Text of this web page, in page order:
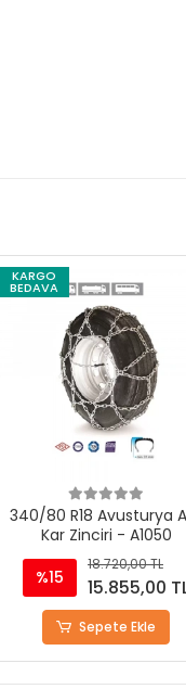
KARGO
BEDAVA
300/70R20 Avusturya
Kar Zinciri - A1030
%15
17.680,00 TL
15.015,00 TL
Sepete Ekle